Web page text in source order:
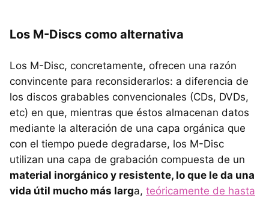
Los M-Discs como alternativa
Los M-Disc, concretamente, ofrecen una razón
convincente para reconsiderarlos: a diferencia de
los discos grabables convencionales (CDs, DVDs,
etc) en que, mientras que éstos almacenan datos
mediante la alteración de una capa orgánica que
con el tiempo puede degradarse, los M-Disc
utilizan una capa de grabación compuesta de un
material inorgánico y resistente, lo que le da una
vida útil mucho más larga, teóricamente de hasta